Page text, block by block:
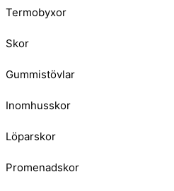
Termobyxor
Skor
Gummistövlar
Inomhusskor
Löparskor
Promenadskor